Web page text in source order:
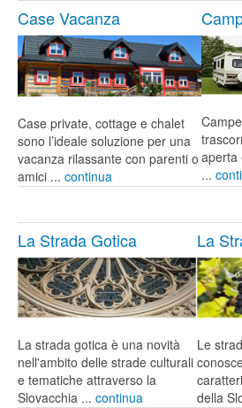
Case Vacanza
Case private, cottage e chalet
sono l’ideale soluzione per una
vacanza rilassante con parenti o
amici ... continua
aperta
...
La Strada Gotica
La strada gotica è una novità
nell'ambito delle strade culturali
e tematiche attraverso la
Slovacchia ... continua
La
Le
della